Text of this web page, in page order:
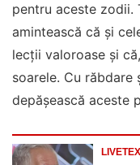
pentru aceste zodii.
amintească că și
lecții valoroase și
soarele. Cu răbdare
depășească aceste